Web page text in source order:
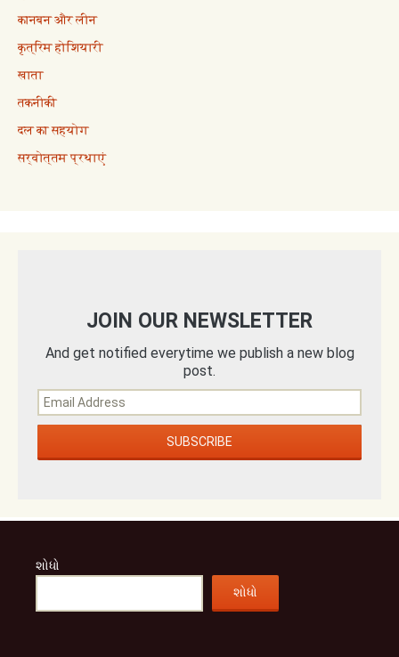
कानबन और लीन
कृत्रिम होशियारी
खाता
तकनीकी
दल का सहयोग
सर्वोत्तम प्रथाएं
JOIN OUR NEWSLETTER
And get notified everytime we publish a new blog
post.
શોધો
શોધો